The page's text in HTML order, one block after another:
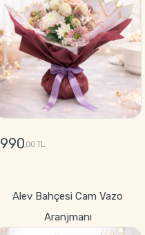
990,00 TL
Alev Bahçesi Cam Vazo
Aranjmanı